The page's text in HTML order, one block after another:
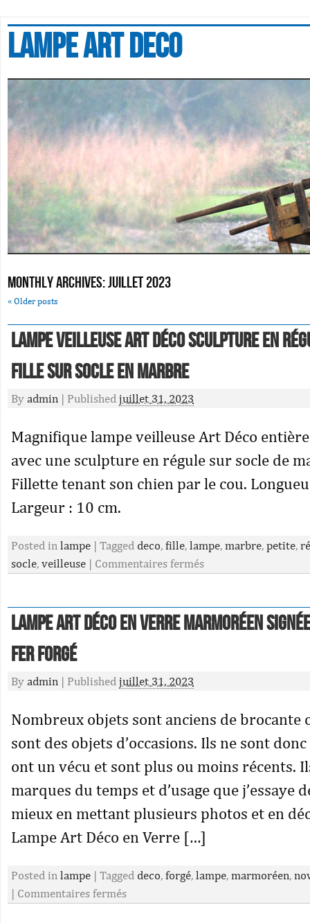
Lampe art deco
Monthly Archives:juillet 2023
« Older posts
Lampe veilleuse Art Déco Sculpture en
Fille sur socle en marbre
By admin | Published juillet 31, 2023
Magnifique lampe veilleuse Art Déco
avec une sculpture en régule sur socle de
Fillette tenant son chien par le cou.
Largeur : 10 cm.
Posted in lampe | Tagged deco, fille, lampe, marbre, petite,
socle, veilleuse | Commentaires fermés
Lampe Art Déco en Verre Marmoréen
Fer Forgé
By admin | Published juillet 31, 2023
Nombreux objets sont anciens de brocante
sont des objets d’occasions. Ils ne sont
ont un vécu et sont plus ou moins récents.
marques du temps et d’usage que j’essaye
mieux en mettant plusieurs photos et en
Lampe Art Déco en Verre […]
Posted in lampe | Tagged deco, forgé, lampe, marmoréen,
| Commentaires fermés